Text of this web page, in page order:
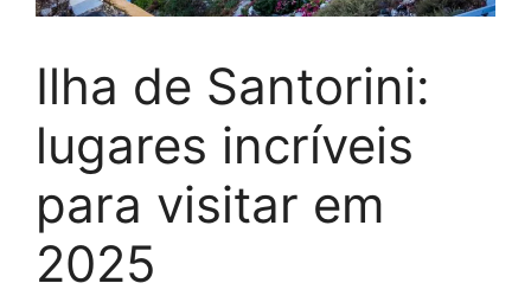
Ilha de Santorini:
lugares incríveis
para visitar em
2025